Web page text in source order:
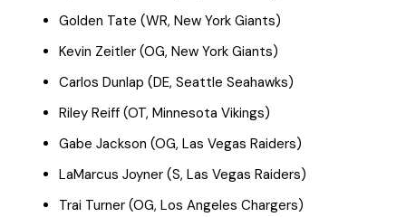
Golden Tate (WR, New York Giants)
Kevin Zeitler (OG, New York Giants)
Carlos Dunlap (DE, Seattle Seahawks)
Riley Reiff (OT, Minnesota Vikings)
Gabe Jackson (OG, Las Vegas Raiders)
LaMarcus Joyner (S, Las Vegas Raiders)
Trai Turner (OG, Los Angeles Chargers)